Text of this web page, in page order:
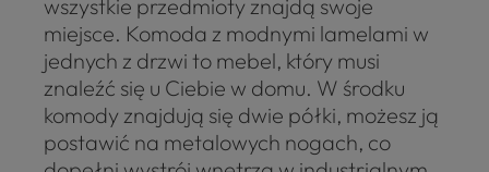
wszystkie przedmioty znajdą swoje
miejsce. Komoda z modnymi lamelami w
jednych z drzwi to mebel, który musi
znaleźć się u Ciebie w domu. W środku
komody znajdują się dwie półki, możesz ją
postawić na metalowych nogach, co